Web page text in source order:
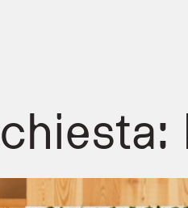
all'Olympic SPA Hotel